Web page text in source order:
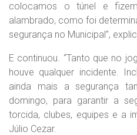
colocamos o túnel e
alambrado, como foi
segurança no Municipal”,
E continuou. “Tanto que no
houve qualquer incidente.
ainda mais a segurança
domingo, para garantir a
torcida, clubes, equipes e a
Júlio Cezar.